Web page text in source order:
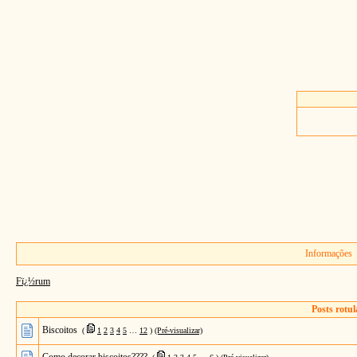
Informações
Fï¿½rum
Posts
Biscoitos ( 1 2 3 4 5 12 ) (Pré-visualizar)